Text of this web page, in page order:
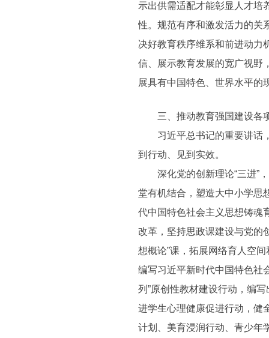
示出供需适配才能彰显人才培
性。规范有序和激发活力的关
决好教育秩序维系和前进动力
信、展示教育发展的宽广视野
展具有中国特色、世界水平的
三、推动教育强国建设各
习近平总书记的重要讲话，
到行动、见到实效。
深化党的创新理论“三进”，
堂有机结合，塑造大中小学思
代中国特色社会主义思想铸魂
改革，坚持思政课建设与党的
想概论”课，拓展网络育人空
编写习近平新时代中国特色社
列”原创性教材建设行动，编
进学生心理健康促进行动，健
计划、美育浸润行动、青少年